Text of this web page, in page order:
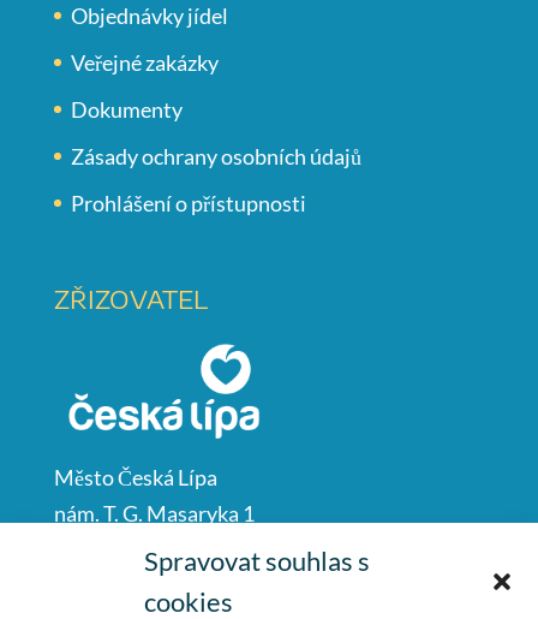
Spravovat souhlas s
cookies
Objednávky jídel
Veřejné zakázky
Dokumenty
Zásady ochrany osobních údajů
Prohlášení o přístupnosti
ZŘIZOVATEL
Město Česká Lípa
nám. T. G. Masaryka 1
Česká Lípa